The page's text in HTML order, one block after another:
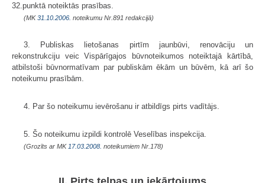
32.punktā noteiktās prasības.
(MK31.10.2006. noteikumu Nr.891 redakcijā)
3. Publiskas lietošanas pirtīm jaunbūvi, renovāciju un
rekonstrukciju veic Vispārīgajos būvnoteikumos noteiktajā kārtībā,
atbilstoši būvnormatīvam par publiskām ēkām un būvēm, kā arī šo
noteikumu prasībām.
4. Par šo noteikumu ievērošanu ir atbildīgs pirts vadītājs.
5. Šo noteikumu izpildi kontrolē Veselības inspekcija.
(Grozīts ar MK 17.03.2008. noteikumiem Nr.178)